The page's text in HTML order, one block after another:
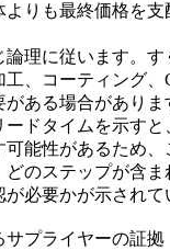
りも最終価格を
論理に従います。
工、コーティング
ある場合があり
ードタイムを示す
能性があるため、
どのステップが含
必要かが示されて
サプライヤーの証拠